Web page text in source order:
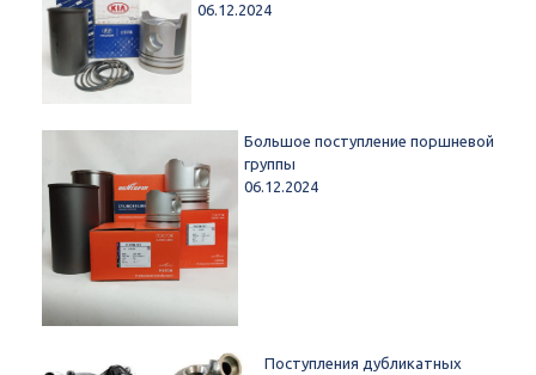
06.12.2024
Большое поступление поршневой
группы
06.12.2024
Поступления дубликатных